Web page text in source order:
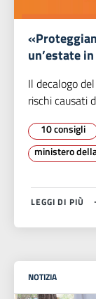
un’estate
Il decalogo
rischi causati
10 consigli
ministero
LEGGI DI PIÙ
NOTIZIA